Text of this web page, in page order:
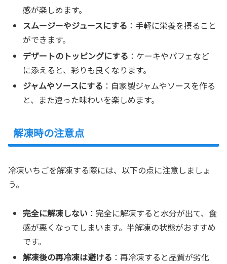
感が楽しめます。
スムージーやジュースにする ：手軽に栄養を摂ること
ができます。
デザートのトッピングにする ：ケーキやパフェなど
に添えると、彩りも良くなります。
ジャムやソースにする ：自家製ジャムやソースを作る
と、また違った味わいを楽しめます。
解凍時の注意点
冷凍いちごを解凍する際には、以下の点に注意しましょ
う。
完全に解凍しない ：完全に解凍すると水分が出て、食
感が悪くなってしまいます。半解凍の状態がおすすめ
です。
解凍後の再冷凍は避ける ：再冷凍すると品質が劣化